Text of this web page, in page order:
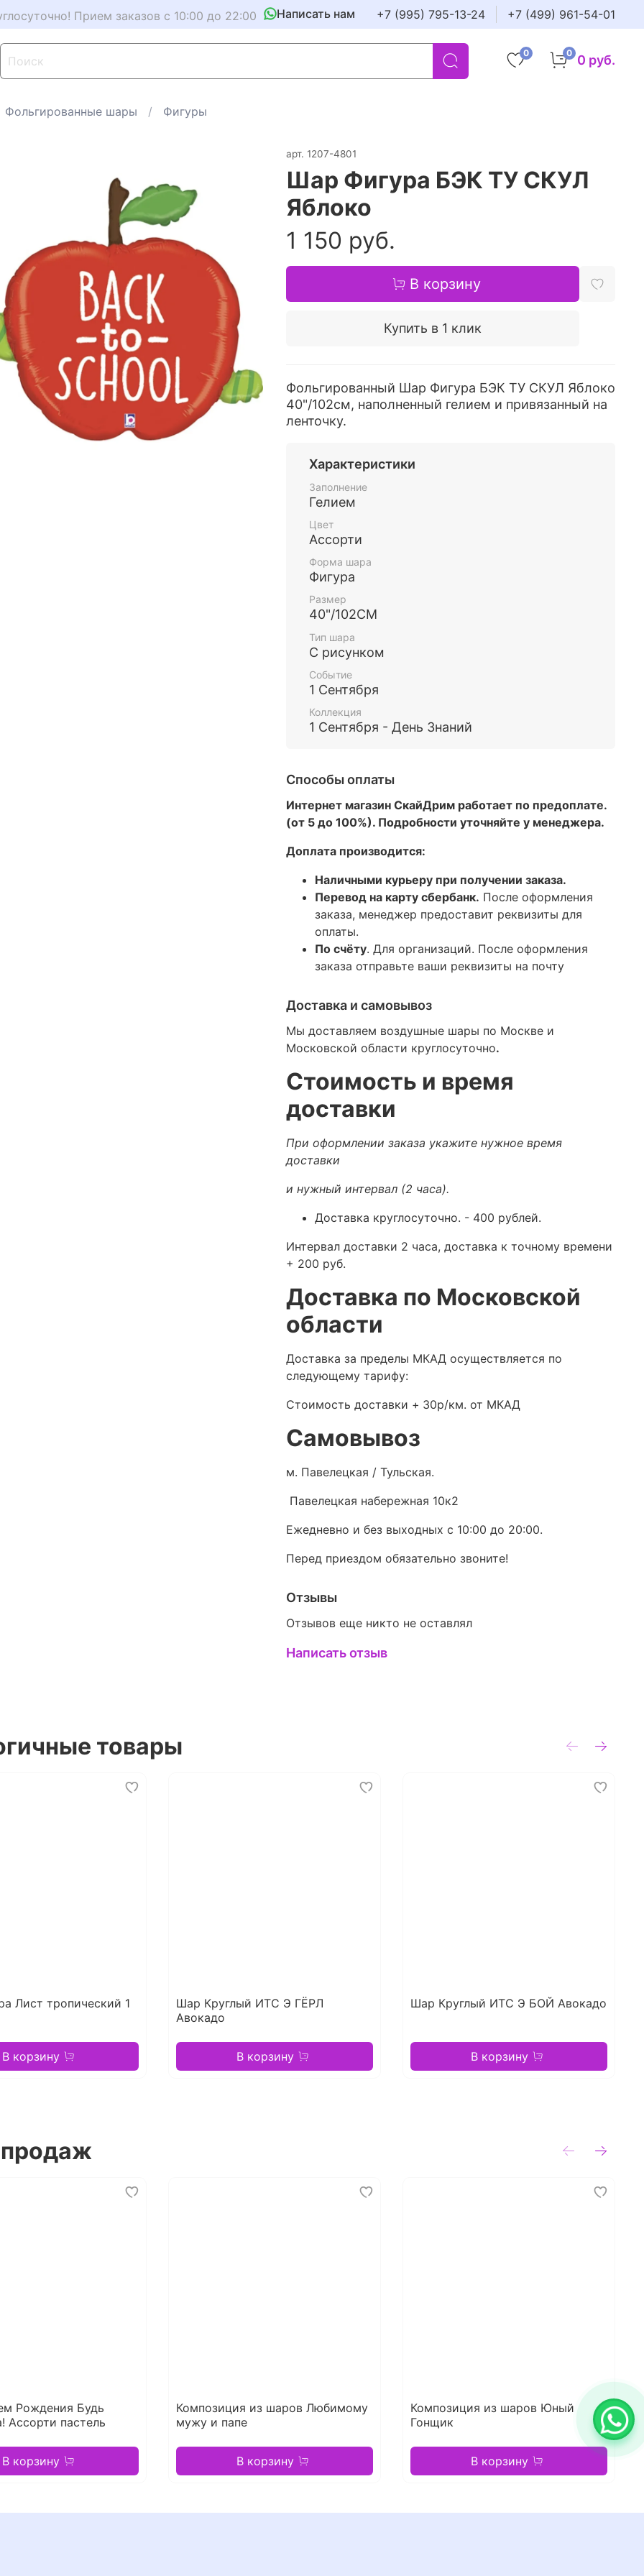
Прием заказов с 10:00 до 22:00 Написать нам +7 (995) 795-13-24 +7 (499) 961-54-01
0 0 0 руб.
Фольгированные шары Фигуры
арт. 1207-4801
Шар Фигура БЭК ТУ СКУЛ
Яблоко
1 150 руб.
В корзину
Купить в 1 клик
Фольгированный Шар Фигура БЭК ТУ СКУЛ Яблоко
40"/102см, наполненный гелием и привязанный на
ленточку.
Характеристики
Заполнение
Гелием
Цвет
Ассорти
Форма шара
Фигура
Размер
40"/102СМ
Тип шара
С рисунком
Событие
1 Сентября
Коллекция
1 Сентября - День Знаний
Способы оплаты
Интернет магазин СкайДрим работает по предоплате.
(от 5 до 100%). Подробности уточняйте у менеджера.
Доплата производится:
Наличными курьеру при получении заказа.
Перевод на карту сбербанк. После оформления
заказа, менеджер предоставит реквизиты для
оплаты.
По счёту. Для организаций. После оформления
заказа отправьте ваши реквизиты на почту
Доставка и самовывоз
Мы доставляем воздушные шары по Москве и
Московской области круглосуточно.
Стоимость и время
доставки
При оформлении заказа укажите нужное время
доставки
и нужный интервал (2 часа).
Доставка круглосуточно. - 400 рублей.
Интервал доставки 2 часа, доставка к точному времени
+ 200 руб.
Доставка по Московской
области
Доставка за пределы МКАД осуществляется по
следующему тарифу:
Стоимость доставки + 30р/км. от МКАД
Самовывоз
м. Павелецкая / Тульская.
Павелецкая набережная 10к2
Ежедневно и без выходных с 10:00 до 20:00.
Перед приездом обязательно звоните!
Отзывы
Отзывов еще никто не оставлял
Написать отзыв
товары
Лист тропический 1
В корзину
Шар Круглый ИТС Э ГЁРЛ
Авокадо
В корзину
Шар Круглый ИТС Э БОЙ Авокадо
В корзину
Рождения Будь
Ассорти пастель
В корзину
Композиция из шаров Любимому
мужу и папе
В корзину
Композиция из шаров Юный
Гонщик
В корзину